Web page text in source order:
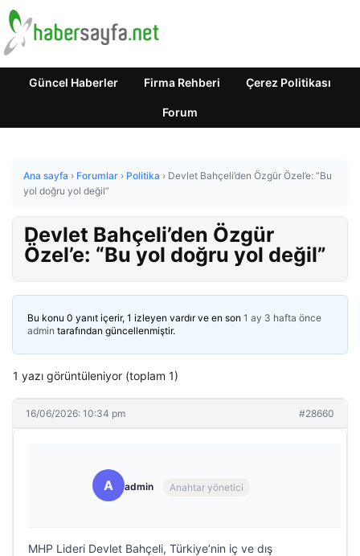
Güncel Haberler Firma Rehberi Çerez Politikası
Forum
Ana sayfa › Forumlar › Politika › Devlet Bahçeli’den Özgür Özel’e: “Bu
yol doğru yol değil”
Devlet Bahçeli’den Özgür
Özel’e: “Bu yol doğru yol değil”
Bu konu 0 yanıt içerir, 1 izleyen vardır ve en son 1 ay 3 hafta önce
admin tarafından güncellenmiştir.
1 yazı görüntüleniyor (toplam 1)
16/06/2026: 10:34 pm #28660
A admin Anahtar yönetici
MHP Lideri Devlet Bahçeli, Türkiye’nin iç ve dış